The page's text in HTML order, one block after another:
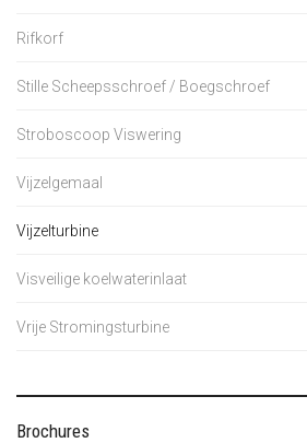
Rifkorf
Stille Scheepsschroef / Boegschroef
Stroboscoop Viswering
Vijzelgemaal
Vijzelturbine
Visveilige koelwaterinlaat
Vrije Stromingsturbine
Brochures